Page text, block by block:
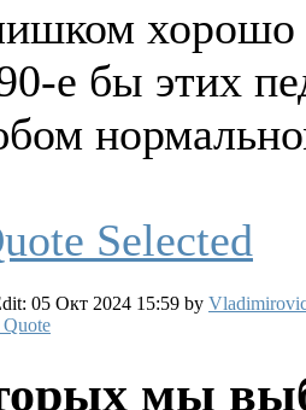
хорошо
е бы этих
05 Окт 2024 15:59 by
Quote
мы